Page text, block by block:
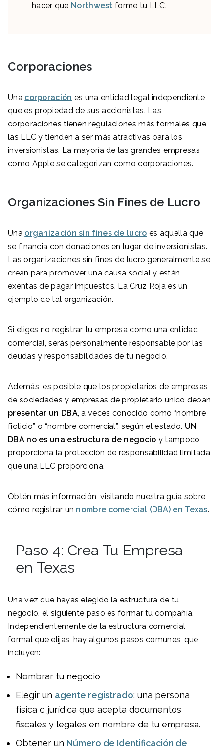
hacer que Northwest forme tu LLC.
Corporaciones
Una corporación es una entidad legal independiente
que es propiedad de sus accionistas. Las
corporaciones tienen regulaciones más formales que
las LLC y tienden a ser más atractivas para los
inversionistas. La mayoría de las grandes empresas
como Apple se categorizan como corporaciones.
Organizaciones Sin Fines de Lucro
Una organización sin fines de lucro es aquella que
se financia con donaciones en lugar de inversionistas.
Las organizaciones sin fines de lucro generalmente se
crean para promover una causa social y están
exentas de pagar impuestos. La Cruz Roja es un
ejemplo de tal organización.
Si eliges no registrar tu empresa como una entidad
comercial, serás personalmente responsable por las
deudas y responsabilidades de tu negocio.
Además, es posible que los propietarios de empresas
de sociedades y empresas de propietario único deban
presentar un DBA, a veces conocido como “nombre
ficticio” o “nombre comercial”, según el estado. UN
DBA​​ no es una estructura de negocio y tampoco
proporciona la protección de responsabilidad limitada
que una LLC proporciona.
Obtén más información, visitando nuestra guía sobre
cómo registrar un nombre comercial (DBA) en Texas.
Paso 4: Crea Tu Empresa
en Texas
Una vez que hayas elegido la estructura de tu
negocio, el siguiente paso es formar tu compañía.
Independientemente de la estructura comercial
formal que elijas, hay algunos pasos comunes, que
incluyen:
Nombrar tu negocio
Elegir un agente registrado: una persona
física o jurídica que acepta documentos
fiscales y legales en nombre de tu empresa.
Obtener un Número de Identificación de